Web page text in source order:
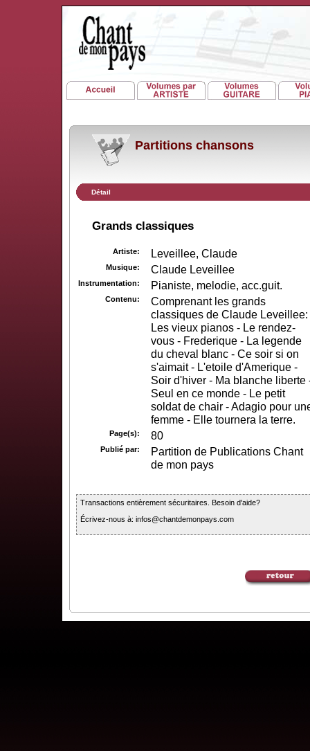
Partitions chansons
Détail
Grands classiques
Artiste: Leveillee, Claude
Musique: Claude Leveillee
Instrumentation: Pianiste, melodie, acc.guit.
Contenu:
Comprenant les grands
classiques de Claude Leveillee:
Les vieux pianos - Le rendez-
vous - Frederique - La legende
du cheval blanc - Ce soir si on
s'aimait - L'etoile d'Amerique -
Soir d'hiver - Ma blanche liberte
Seul en ce monde - Le petit
soldat de chair - Adagio pour
femme - Elle tournera la terre.
Page(s): 80
Publié par:
Partition de Publications Chant
de mon pays
Transactions entièrement sécuritaires. Besoin d'aide?
Écrivez-nous à: infos@chantdemonpays.com